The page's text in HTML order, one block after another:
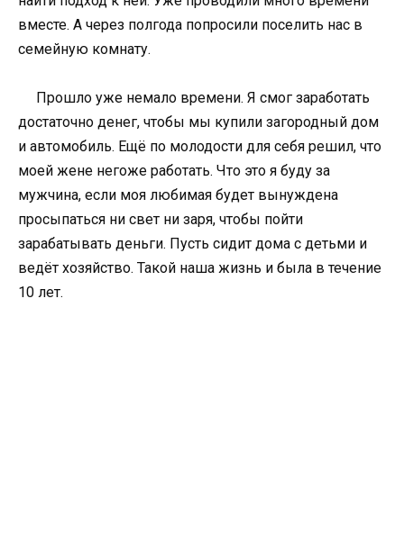
вместе. А через полгода попросили поселить нас в
семейную комнату.
Прошло уже немало времени. Я смог заработать
достаточно денег, чтобы мы купили загородный дом
и автомобиль. Ещё по молодости для себя решил, что
моей жене негоже работать. Что это я буду за
мужчина, если моя любимая будет вынуждена
просыпаться ни свет ни заря, чтобы пойти
зарабатывать деньги. Пусть сидит дома с детьми и
ведёт хозяйство. Такой наша жизнь и была в течение
10 лет.